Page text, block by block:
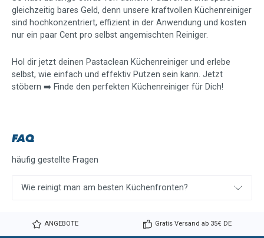
gleichzeitig bares Geld, denn unsere kraftvollen Küchenreiniger
sind hochkonzentriert, effizient in der Anwendung und kosten
nur ein paar Cent pro selbst angemischten Reiniger.
Hol dir jetzt deinen Pastaclean Küchenreiniger und erlebe
selbst, wie einfach und effektiv Putzen sein kann. Jetzt
stöbern ➡️ Finde den perfekten Küchenreiniger für Dich!
FAQ
häufig gestellte Fragen
Wie reinigt man am besten Küchenfronten?
ANGEBOTE Gratis Versand ab 35€ DE